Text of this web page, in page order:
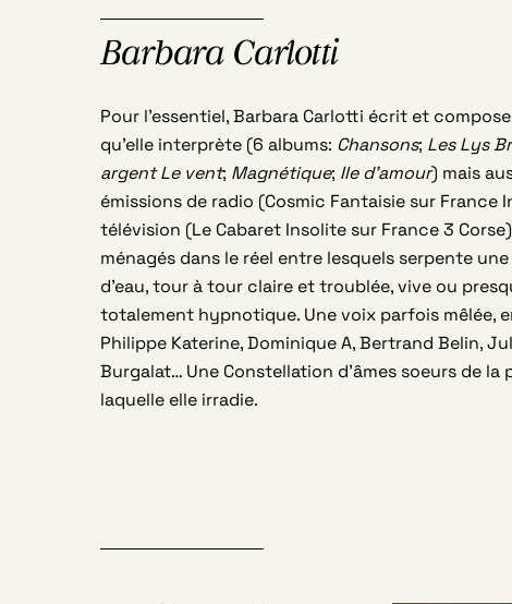
Barbara Carlotti
Pour l’essentiel, Barbara Carlotti écrit et
qu’elle interprète (6 albums: Chansons; Les Lys
argent Le vent; Magnétique; Ile d’amour) mais
émissions de radio (Cosmic Fantaisie sur France
télévision (Le Cabaret Insolite sur France 3
ménagés dans le réel entre lesquels serpente
d’eau, tour à tour claire et troublée, vive ou
totalement hypnotique. Une voix parfois mêlée,
Philippe Katerine, Dominique A, Bertrand Belin,
Burgalat… Une Constellation d’âmes soeurs de la
laquelle elle irradie.